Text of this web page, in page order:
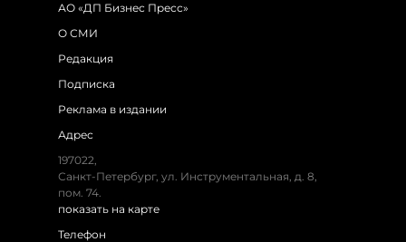
АО «ДП Бизнес Пресс»
О СМИ
Редакция
Подписка
Реклама в издании
Адрес
197022,
Санкт-Петербург, ул. Инструментальная, д. 8,
пом. 74.
показать на карте
Телефон